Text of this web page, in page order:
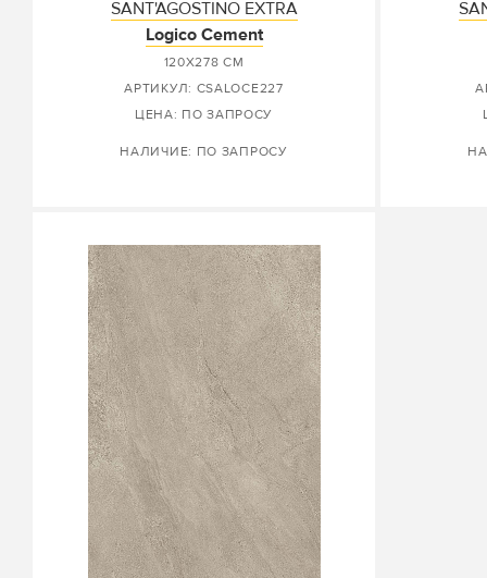
SANT'AGOSTINO EXTRA
Logico Cement
120X278 СМ
АРТИКУЛ: CSALOCE227
ЦЕНА: ПО ЗАПРОСУ
НАЛИЧИЕ: ПО ЗАПРОСУ